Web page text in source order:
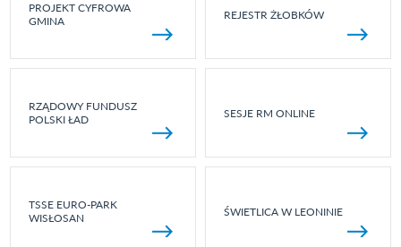
PROJEKT CYFROWA
GMINA
REJESTR ŻŁOBKÓW
RZĄDOWY FUNDUSZ
POLSKI ŁAD
SESJE RM ONLINE
TSSE EURO-PARK
WISŁOSAN
ŚWIETLICA W LEONINIE